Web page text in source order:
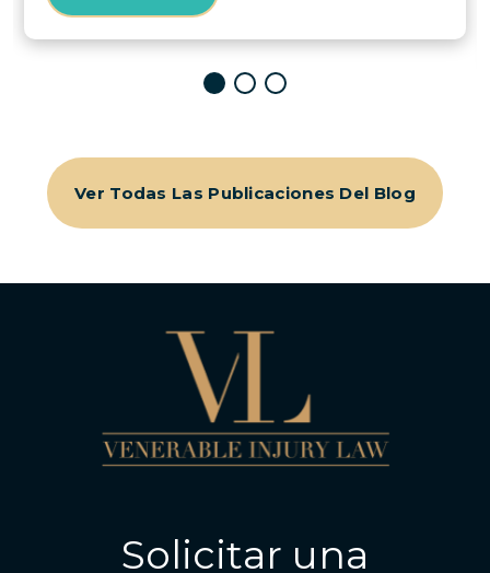
Ver Todas Las Publicaciones Del Blog
Solicitar una